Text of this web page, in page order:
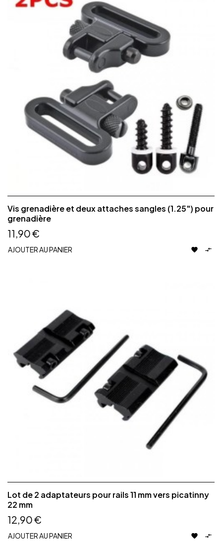
Vis grenadière et deux attaches sangles (1.25") pour
grenadière
11,90 €
AJOUTER AU PANIER  
Lot de 2 adaptateurs pour rails 11 mm vers picatinny
22 mm
12,90 €
AJOUTER AU PANIER  